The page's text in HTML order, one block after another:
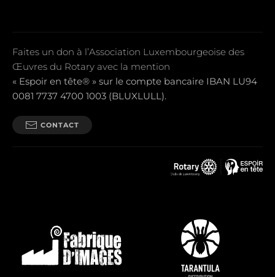
Faites un don à l’Association Luxembourgeoise des
Œuvres du Rotary avec la mention
« Espoir en tête® » sur le compte bancaire IBAN LU94
0081 7737 4700 1003 (BLUXLULL).
CONTACT